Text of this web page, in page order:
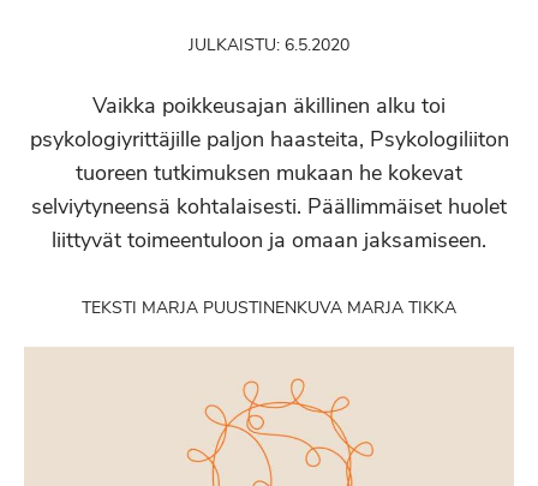
JULKAISTU: 6.5.2020
Vaikka poikkeusajan äkillinen alku toi
psykologiyrittäjille paljon haasteita, Psykologiliiton
tuoreen tutkimuksen mukaan he kokevat
selviytyneensä kohtalaisesti. Päällimmäiset huolet
liittyvät toimeentuloon ja omaan jaksamiseen.
TEKSTI MARJA PUUSTINENKUVA MARJA TIKKA